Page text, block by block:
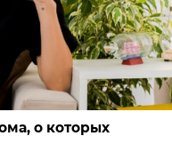
о которых